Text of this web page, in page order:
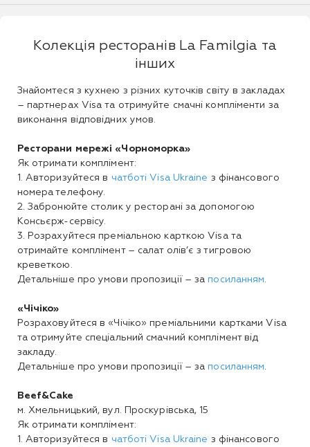
Колекція ресторанів La Familgia та
інших
Знайомтеся з кухнею з різних куточків світу в закладах
– партнерах Visa та отримуйте смачні компліменти за
виконання відповідних умов.
Ресторани мережі «Чорноморка»
Як отримати комплімент:
1. Авторизуйтеся в чатботі Visa Ukraine з фінансового
номера телефону.
2. Забронюйте столик у ресторані за допомогою
Консьєрж-сервісу.
3. Розрахуйтеся преміальною карткою Visa та
отримайте комплімент – салат олів’є з тигровою
креветкою.
Детальніше про умови пропозиції – за посиланням.
«Чічіко»
Розраховуйтеся в «Чічіко» преміальними картками Visa
та отримуйте спеціальний смачний комплімент від
закладу.
Детальніше про умови пропозиції – за посиланням.
Beef&Cake
м. Хмельницький, вул. Проскурівська, 15
Як отримати комплімент:
1. Авторизуйтеся в чатботі Visa Ukraine з фінансового